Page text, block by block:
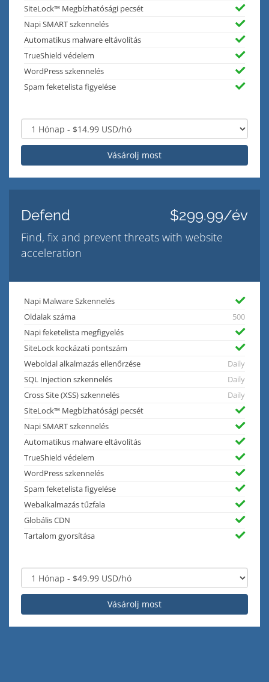
SiteLock™ Megbízhatósági pecsét
Napi SMART szkennelés
Automatikus malware eltávolítás
TrueShield védelem
WordPress szkennelés
Spam feketelista figyelése
Vásárolj most
Defend $299.99/év
Find, fix and prevent threats with website
acceleration
Napi Malware Szkennelés
Oldalak száma
500
Napi feketelista megfigyelés
SiteLock kockázati pontszám
Weboldal alkalmazás ellenőrzése
Daily
SQL Injection szkennelés
Daily
Cross Site (XSS) szkennelés
Daily
SiteLock™ Megbízhatósági pecsét
Napi SMART szkennelés
Automatikus malware eltávolítás
TrueShield védelem
WordPress szkennelés
Spam feketelista figyelése
Webalkalmazás tűzfala
Globális CDN
Tartalom gyorsítása
Vásárolj most